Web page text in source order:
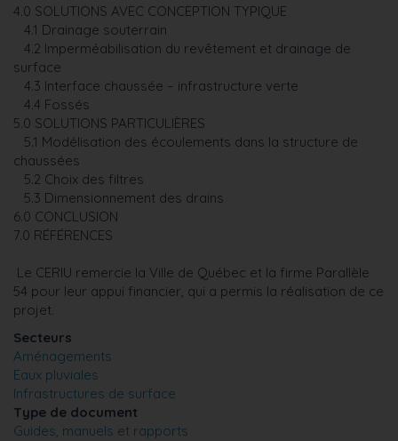
4.0 SOLUTIONS AVEC CONCEPTION TYPIQUE
4.1 Drainage souterrain
4.2 Imperméabilisation du revêtement et drainage de
surface
4.3 Interface chaussée – infrastructure verte
4.4 Fossés
5.0 SOLUTIONS PARTICULIÈRES
5.1 Modélisation des écoulements dans la structure de
chaussées
5.2 Choix des filtres
5.3 Dimensionnement des drains
6.0 CONCLUSION
7.0 RÉFÉRENCES
Le CERIU remercie la Ville de Québec et la firme Parallèle
54 pour leur appui financier, qui a permis la réalisation de ce
projet.
Secteurs
Aménagements
Eaux pluviales
Infrastructures de surface
Type de document
Guides, manuels et rapports